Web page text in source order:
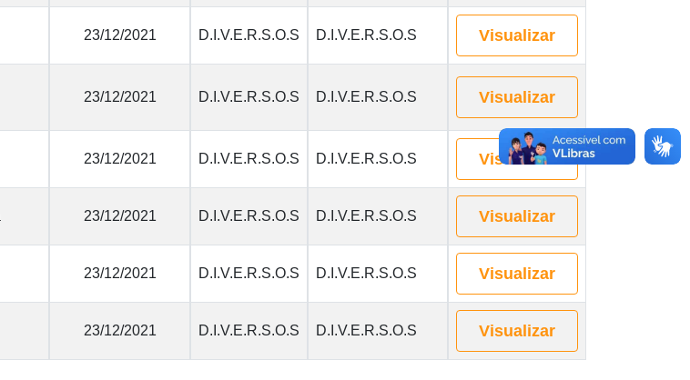
23/12/2021 D.I.V.E.R.S.O.S D.I.V.E.R.S.O.S Visualizar
23/12/2021 D.I.V.E.R.S.O.S D.I.V.E.R.S.O.S Visualizar
23/12/2021 D.I.V.E.R.S.O.S D.I.V.E.R.S.O.S Visualizar
23/12/2021 D.I.V.E.R.S.O.S D.I.V.E.R.S.O.S Visualizar
23/12/2021 D.I.V.E.R.S.O.S D.I.V.E.R.S.O.S Visualizar
23/12/2021 D.I.V.E.R.S.O.S D.I.V.E.R.S.O.S Visualizar